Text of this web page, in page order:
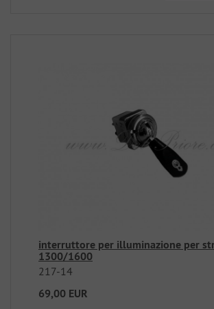
interruttore per illuminazione per
1300/1600
217-14
69,00 EUR